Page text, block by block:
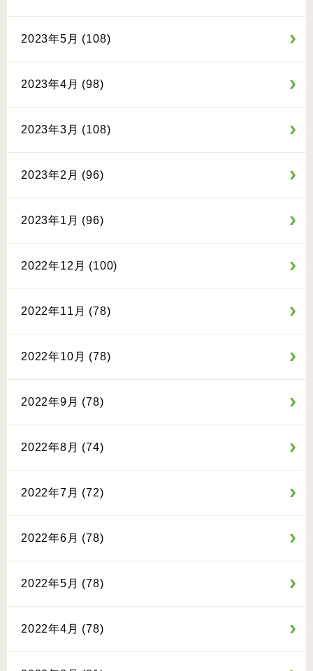
2023年5月 (108)
2023年4月 (98)
2023年3月 (108)
2023年2月 (96)
2023年1月 (96)
2022年12月 (100)
2022年11月 (78)
2022年10月 (78)
2022年9月 (78)
2022年8月 (74)
2022年7月 (72)
2022年6月 (78)
2022年5月 (78)
2022年4月 (78)